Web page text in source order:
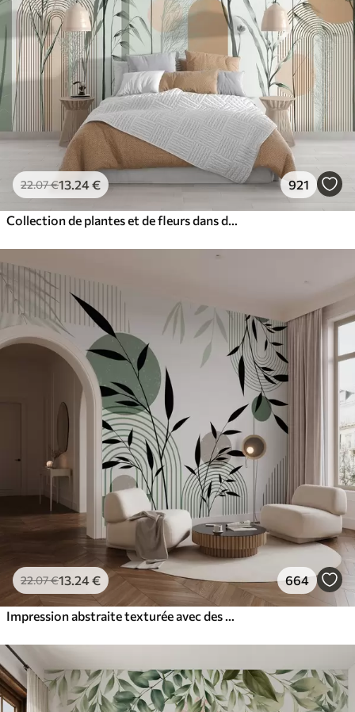
22.07€13 .24€ 921
22.07€13 .24€ 664